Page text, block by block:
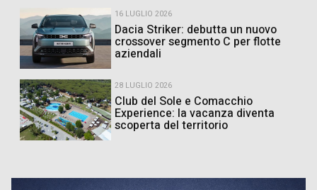
16 LUGLIO 2026
Dacia Striker: debutta un nuovo
crossover segmento C per flotte
aziendali
28 LUGLIO 2026
Club del Sole e Comacchio
Experience: la vacanza diventa
scoperta del territorio